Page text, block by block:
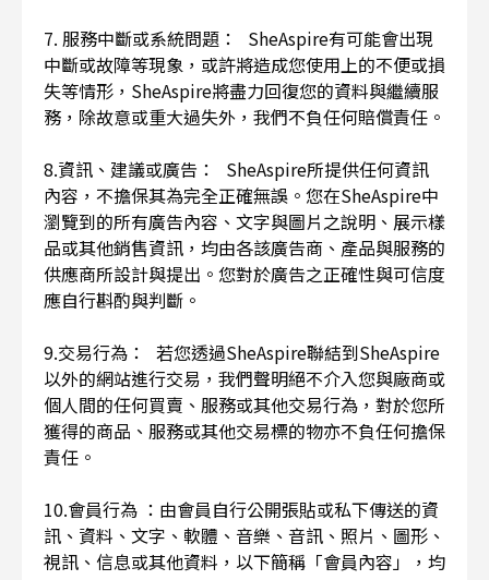
7. 服務中斷或系統問題： SheAspire有可能會出現
中斷或故障等現象，或許將造成您使用上的不便或損
失等情形，SheAspire將盡力回復您的資料與繼續服
務，除故意或重大過失外，我們不負任何賠償責任。
8.資訊、建議或廣告： SheAspire所提供任何資訊
內容，不擔保其為完全正確無誤。您在SheAspire中
瀏覽到的所有廣告內容、文字與圖片之說明、展示樣
品或其他銷售資訊，均由各該廣告商、產品與服務的
供應商所設計與提出。您對於廣告之正確性與可信度
應自行斟酌與判斷。
9.交易行為： 若您透過SheAspire聯結到SheAspire
以外的網站進行交易，我們聲明絕不介入您與廠商或
個人間的任何買賣、服務或其他交易行為，對於您所
獲得的商品、服務或其他交易標的物亦不負任何擔保
責任。
10.會員行為 ：由會員自行公開張貼或私下傳送的資
訊、資料、文字、軟體、音樂、音訊、照片、圖形、
視訊、信息或其他資料，以下簡稱「會員內容」，均